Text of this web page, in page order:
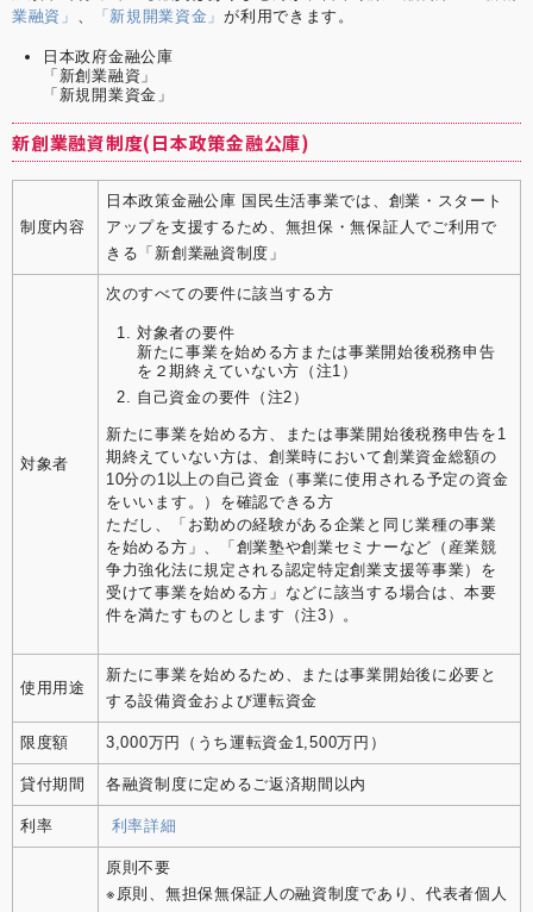
業融資」 、 「新規開業資金」が利用できます。
日本政府金融公庫
「新創業融資」
「新規開業資金」
新創業融資制度(日本政策金融公庫)
制度内容
日本政策金融公庫 国民生活事業では、創業・スタート
アップを支援するため、無担保・無保証人でご利用で
きる「新創業融資制度」
対象者
次のすべての要件に該当する方
対象者の要件
新たに事業を始める方または事業開始後税務申告
を２期終えていない方（注1）
自己資金の要件（注2）
新たに事業を始める方、または事業開始後税務申告を1
期終えていない方は、創業時において創業資金総額の
10分の1以上の自己資金（事業に使用される予定の資金
をいいます。）を確認できる方
ただし、「お勤めの経験がある企業と同じ業種の事業
を始める方」、「創業塾や創業セミナーなど（産業競
争力強化法に規定される認定特定創業支援等事業）を
受けて事業を始める方」などに該当する場合は、本要
件を満たすものとします（注3）。
使用用途
新たに事業を始めるため、または事業開始後に必要と
する設備資金および運転資金
限度額 3,000万円（うち運転資金1,500万円）
貸付期間 各融資制度に定めるご返済期間以内
利率 利率詳細
原則不要
※原則、無担保無保証人の融資制度であり、代表者個人